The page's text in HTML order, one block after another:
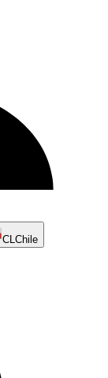
CL Chile